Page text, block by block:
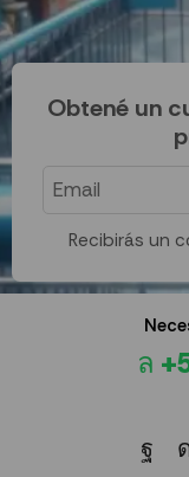
Obtené un
Recibirás un